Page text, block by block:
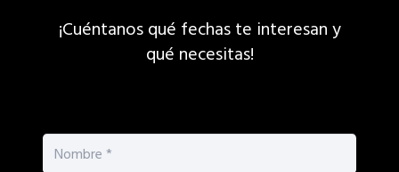
¡Cuéntanos qué fechas te interesan y
qué necesitas!